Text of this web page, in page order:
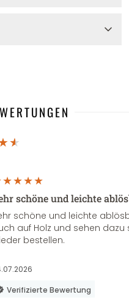
schöne und leichte
schöne und leichte
auf Holz und sehen
bestellen.
Verifizierte Bewertung